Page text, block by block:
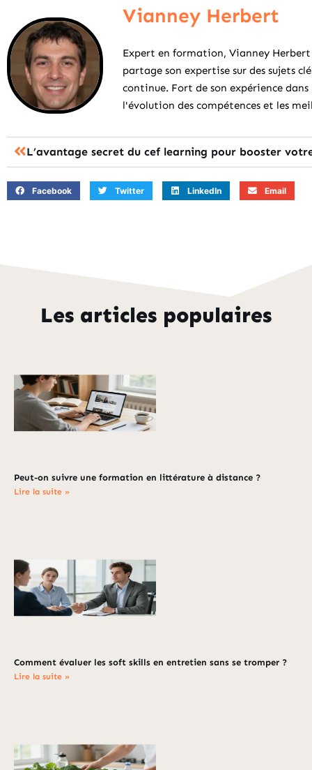
Vianney Herbert
Expert en formation, Vianney
partage son expertise sur des sujets
continue. Fort de son expérience
l'évolution des compétences et les
L’avantage secret du cef learning pour booster
Facebook Twitter LinkedIn Email
Les articles populaires
Peut-on suivre une formation en littérature à distance ?
Lire la suite »
Comment évaluer les soft skills en entretien sans se tromper ?
Lire la suite »